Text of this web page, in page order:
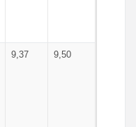
9,37 9,50